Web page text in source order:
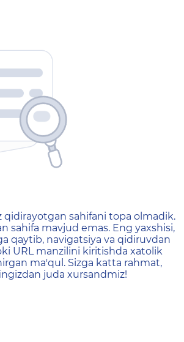
не
qidirayotgan sahifani topa olmadik.
sahifa mavjud emas. Eng yaxshisi,
qaytib, navigatsiya va qidiruvdan
URL manzilini kiritishda xatolik
ma'qul. Sizga katta rahmat,
juda xursandmiz!